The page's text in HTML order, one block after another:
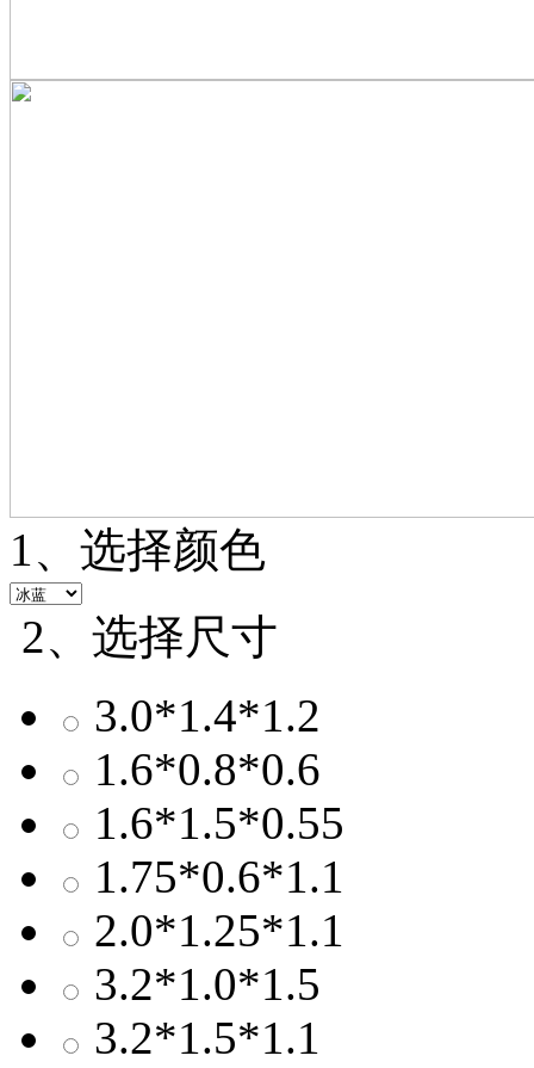
1、选择颜色
2、选择尺寸
3.0*1.4*1.2
1.6*0.8*0.6
1.6*1.5*0.55
1.75*0.6*1.1
2.0*1.25*1.1
3.2*1.0*1.5
3.2*1.5*1.1